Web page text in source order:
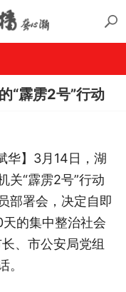
“霹雳2号”行动
华】3月14日，湖
关“霹雳2号”行动
部署会，决定自即
的集中整治社会
、市公安局党组
。